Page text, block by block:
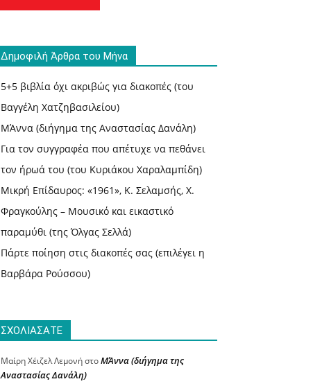
Δημοφιλή Άρθρα του Μήνα
5+5 βιβλία όχι ακριβώς για διακοπές (του
Βαγγέλη Χατζηβασιλείου)
ΜΆννα (διήγημα της Αναστασίας Δανάλη)
Για τον συγγραφέα που απέτυχε να πεθάνει
τον ήρωά του (του Κυριάκου Χαραλαμπίδη)
Μικρή Επίδαυρος: «1961», Κ. Σελαμσής, Χ.
Φραγκούλης – Μουσικό και εικαστικό
παραμύθι (της Όλγας Σελλά)
Πάρτε ποίηση στις διακοπές σας (επιλέγει η
Βαρβάρα Ρούσσου)
ΣΧΟΛΙΑΣΑΤΕ
Μαίρη Χέιζελ ΛεμονήστοΜΆννα (διήγημα της
Αναστασίας Δανάλη)